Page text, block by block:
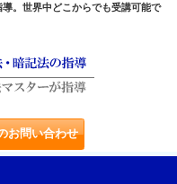
。世界中どこからでも受講可能で
お問い合わせ